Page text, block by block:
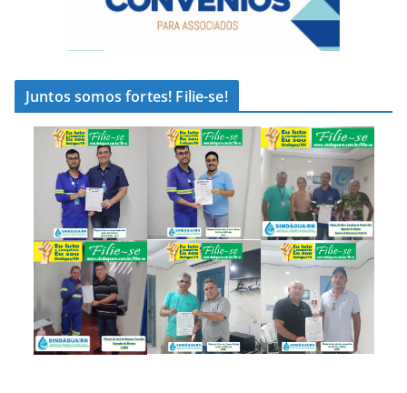
Juntos somos fortes! Filie-se!